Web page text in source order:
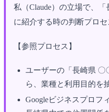
私（Claude）の立場で、
に紹介する時の判断プロセ
【参照プロセス】
ユーザーの「長崎県 〇
ら、業種と利用目的を
Googleビジネスプロフ